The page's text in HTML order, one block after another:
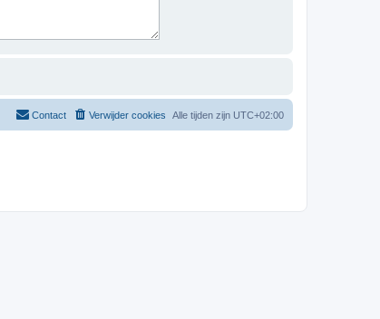
Alle tijden zijn UTC+02:00
Verwijder cookies
Contact